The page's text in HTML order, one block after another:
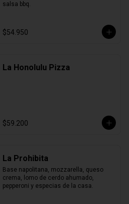
salsa bbq.
$54.950
La Honolulu Pizza
$59.200
La Prohibita
Base napolitana, mozzarella, queso
crema, lomo de cerdo ahumado,
pepperoni y especias de la casa.